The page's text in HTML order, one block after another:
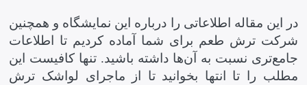
در این مقاله اطلاعاتی را درباره این نمایشگاه و همچنین
شرکت ترش طعم برای شما آماده کردیم تا اطلاعات
جامع‌تری نسبت به آن‌ها داشته باشید. تنها کافیست این
مطلب را تا انتها بخوانید تا از ماجرای لواشک ترش